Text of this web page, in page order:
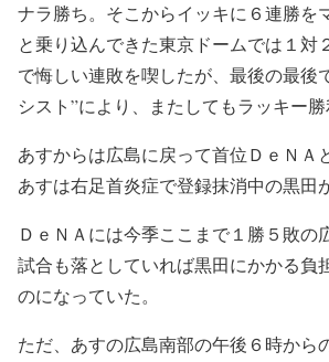
ナラ勝ち。そこからイッキに６連勝を
と乗り込んできた東京ドームでは１対
で悔しい連敗を喫したが、最後の最後
シスト”により、またしてもラッキー勝
あすからは広島に戻って首位ＤｅＮＡ
あすは右足首炎症で登録抹消中の黒田
ＤｅＮＡには今季ここまで１勝５敗の
試合も落としていれば黒田にかかる負
のになっていた。
ただ、あすの広島南部の午後６時から